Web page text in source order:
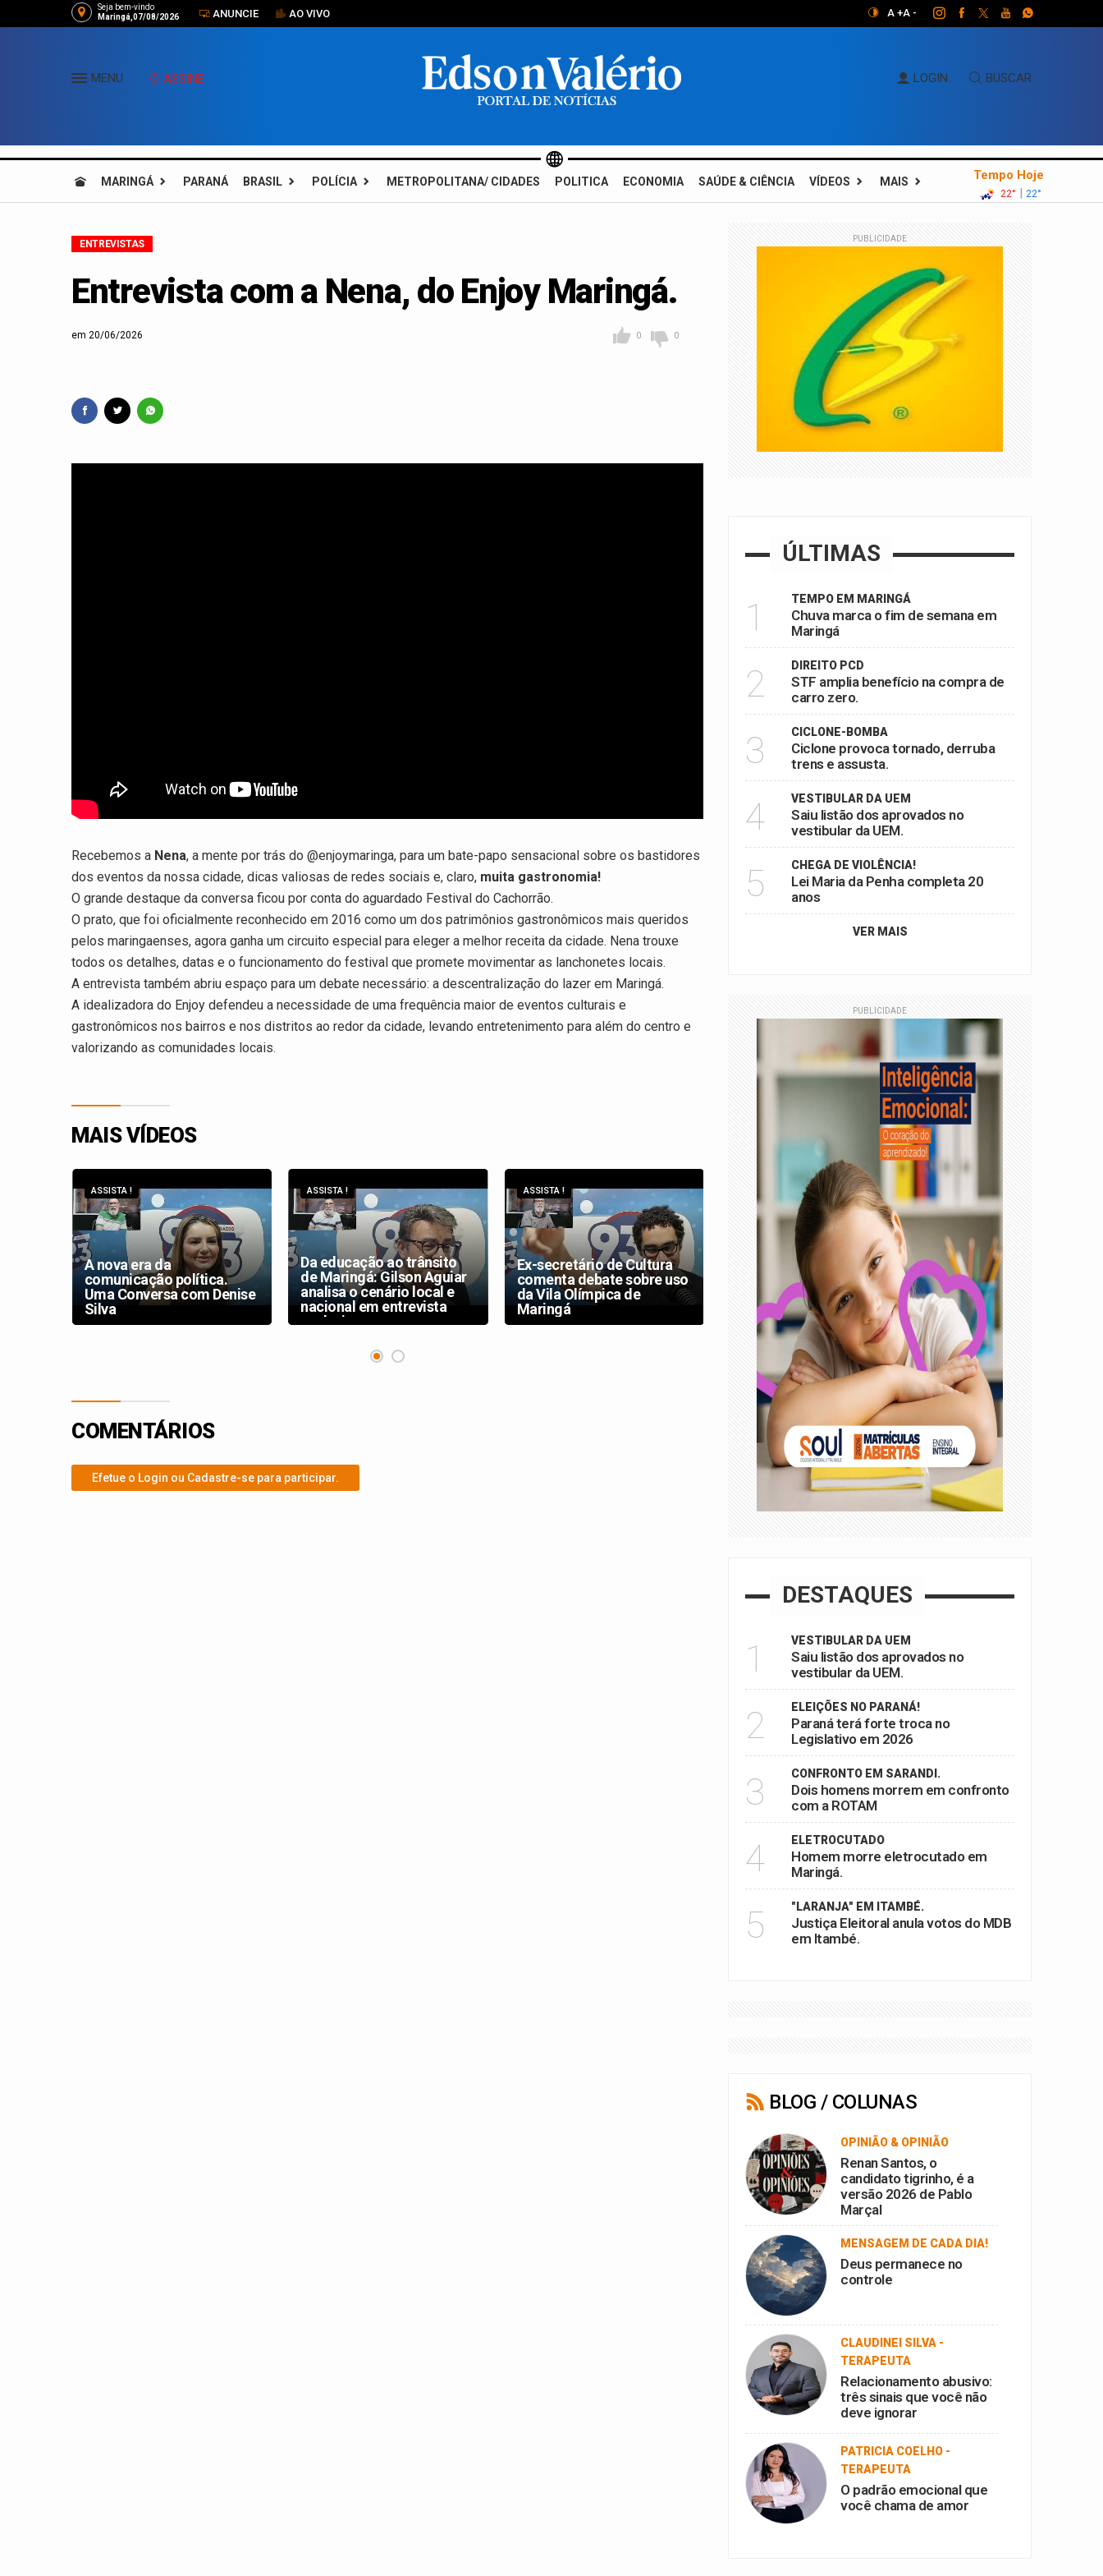
Seja bem-vindo
Maringá,07/08/2026
ANUNCIE AO VIVO A +A -
MENU ASSINE LOGIN BUSCAR
MARINGÁ PARANÁ BRASIL POLÍCIA METROPOLITANA/ CIDADES POLITICA ECONOMIA SAÚDE & CIÊNCIA VÍDEOS MAIS Tempo Hoje
22° | 22°
ENTREVISTAS
Entrevista com a Nena, do Enjoy Maringá.
em 20/06/2026 0 0
Recebemos a Nena, a mente por trás do @enjoymaringa, para um bate-papo sensacional sobre os bastidores
dos eventos da nossa cidade, dicas valiosas de redes sociais e, claro, muita gastronomia!
O grande destaque da conversa ficou por conta do aguardado Festival do Cachorrão.
O prato, que foi oficialmente reconhecido em 2016 como um dos patrimônios gastronômicos mais queridos
pelos maringaenses, agora ganha um circuito especial para eleger a melhor receita da cidade. Nena trouxe
todos os detalhes, datas e o funcionamento do festival que promete movimentar as lanchonetes locais.
A entrevista também abriu espaço para um debate necessário: a descentralização do lazer em Maringá.
A idealizadora do Enjoy defendeu a necessidade de uma frequência maior de eventos culturais e
gastronômicos nos bairros e nos distritos ao redor da cidade, levando entretenimento para além do centro e
valorizando as comunidades locais.
MAIS VÍDEOS
ASSISTA !
A nova era da
comunicação política.
Uma Conversa com Denise
Silva
ASSISTA !
Da educação ao trânsito
de Maringá: Gilson Aguiar
analisa o cenário local e
nacional em entrevista
exclusiva
ASSISTA !
Ex-secretário de Cultura
comenta debate sobre uso
da Vila Olímpica de
Maringá
Entrevista com o Professor
e Historiador Reginaldo
Benedito Dias
Vereadora Ana Lúcia
Rodrigues fala sobre
Comissão Processante
ação judicial
COMENTÁRIOS
Efetue o Login ou Cadastre-se para participar.
PUBLICIDADE
ÚLTIMAS
1 TEMPO EM MARINGÁ
Chuva marca o fim de semana em
Maringá
2 DIREITO PCD
STF amplia benefício na compra de
carro zero.
3 CICLONE-BOMBA
Ciclone provoca tornado, derruba
trens e assusta.
4 VESTIBULAR DA UEM
Saiu listão dos aprovados no
vestibular da UEM.
5 CHEGA DE VIOLÊNCIA!
Lei Maria da Penha completa 20
anos
VER MAIS
PUBLICIDADE
DESTAQUES
1 VESTIBULAR DA UEM
Saiu listão dos aprovados no
vestibular da UEM.
2 ELEIÇÕES NO PARANÁ!
Paraná terá forte troca no
Legislativo em 2026
3 CONFRONTO EM SARANDI.
Dois homens morrem em confronto
com a ROTAM
4 ELETROCUTADO
Homem morre eletrocutado em
Maringá.
5 "LARANJA" EM ITAMBÉ.
Justiça Eleitoral anula votos do MDB
em Itambé.
BLOG / COLUNAS
OPINIÃO & OPINIÃO
Renan Santos, o
candidato tigrinho, é a
versão 2026 de Pablo
Marçal
MENSAGEM DE CADA DIA!
Deus permanece no
controle
CLAUDINEI SILVA -
TERAPEUTA
Relacionamento abusivo:
três sinais que você não
deve ignorar
PATRICIA COELHO -
TERAPEUTA
O padrão emocional que
você chama de amor